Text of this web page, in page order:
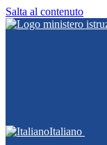
Salta al contenuto
Italiano